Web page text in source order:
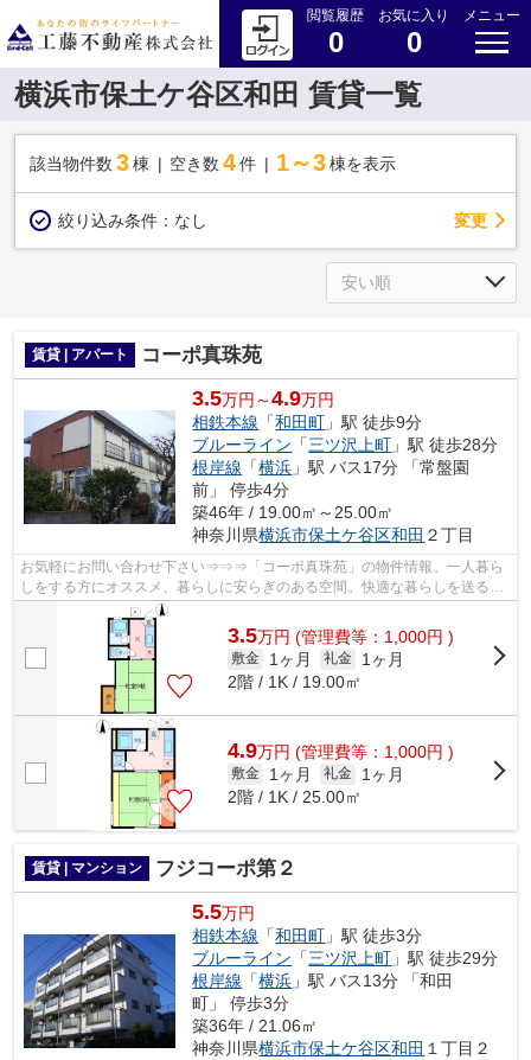
閲覧履歴
0
お気に入り
0
メニュー
横浜市保土ケ谷区和田 賃貸一覧
該当物件数 3棟 空き数 4 件 1～3 棟を表示
絞り込み条件： なし 変更
賃貸 | アパート コーポ真珠苑
3.5万円～4.9万円
相鉄本線 「和田町 」駅 徒歩9分
ブルーライン 「三ツ沢上町 」駅 徒歩28分
根岸線 「横浜 」駅 バス17分 「常盤園
前」 停歩4分
築46年 / 19.00㎡～25.00㎡
神奈川県横浜市保土ケ谷区和田 ２丁目
お気軽にお問い合わせ下さい⇒⇒⇒「コーポ真珠苑」の物件情報。一人暮ら
しをする方にオススメ、暮らしに安らぎのある空間。快適な暮らしを送るた
めのエアコンを完備したアパートとなって...
3.5万円 (管理費等：1,000円 )
敷金 1ヶ月 礼金
1ヶ月
2階 / 1K / 19.00㎡
4.9万円 (管理費等：1,000円 )
敷金 1ヶ月 礼金
1ヶ月
2階 / 1K / 25.00㎡
賃貸 | マンション フジコーポ第２
5.5万円
相鉄本線 「和田町 」駅 徒歩3分
ブルーライン 「三ツ沢上町 」駅 徒歩29分
根岸線 「横浜 」駅 バス13分 「和田
町」 停歩3分
築36年 / 21.06㎡
神奈川県横浜市保土ケ谷区和田 １丁目２